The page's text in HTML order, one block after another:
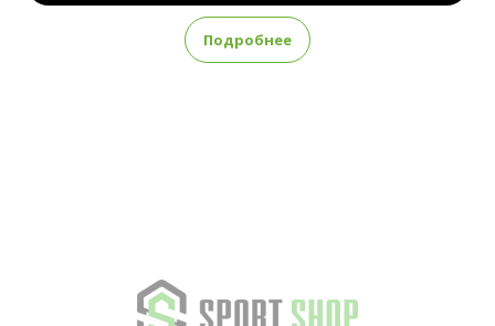
Подробнее